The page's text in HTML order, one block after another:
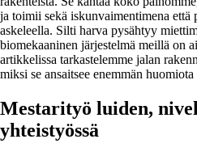
ja toimii sekä iskunvaimentimena että
askeleella. Silti harva pysähtyy
biomekaaninen järjestelmä meillä on
artikkelissa tarkastelemme jalan
miksi se ansaitsee enemmän
Mestarityö luiden,
yhteistyössä